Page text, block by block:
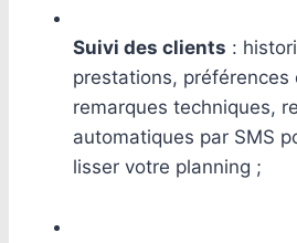
Suivi des clients :
prestations, préférences
remarques techniques,
automatiques par SMS
lisser votre planning ;